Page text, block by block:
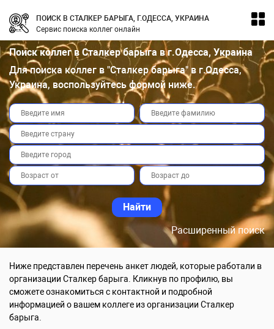
ПОИСК В СТАЛКЕР БАРЫГА, Г.ОДЕССА, УКРАИНА
Сервис поиска коллег онлайн
Поиск коллег в Сталкер барыга в г.Одесса, Украина
Для поиска коллег в "Сталкер барыга" в г.Одесса,
Украина, воспользуйтесь формой ниже.
Расширенный поиск
Ниже представлен перечень анкет людей, которые работали в
организации Сталкер барыга. Кликнув по профилю, вы
сможете ознакомиться с контактной и подробной
информацией о вашем коллеге из организации Сталкер
барыга.